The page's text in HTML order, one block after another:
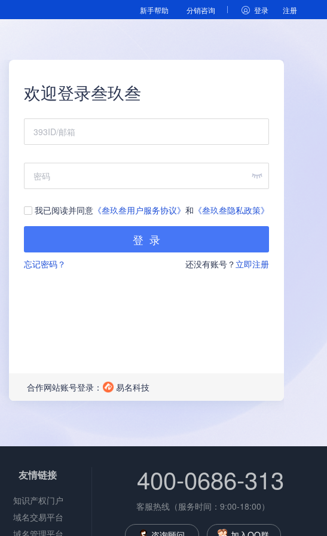
新手帮助 分销咨询 登录 注册
欢迎登录叁玖叁
我已阅读并同意 《叁玖叁用户服务协议》 和 《叁玖叁隐私政策》
忘记密码？ 还没有账号？ 立即注册
合作网站账号登录： 易名科技
友情链接
知识产权门户
域名交易平台
域名管理平台
400-0686-313
客服热线（服务时间：9:00-18:00）